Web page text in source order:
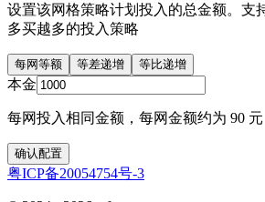
设置该网格策略计划投入的总金额。支
多买越多的投入策略
每网等额 等差递增 等比递增
本金
每网投入相同金额，每网金额约为 90 元
确认配置
粤ICP备20054754号-3